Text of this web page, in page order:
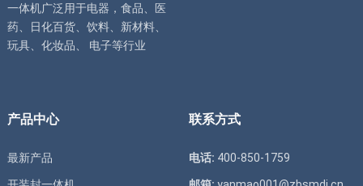
一体机广泛用于电器，食品、医
药、日化百货、饮料、新材料、
玩具、化妆品、 电子等行业
产品中心
最新产品
联系方式
电话: 400-850-1759